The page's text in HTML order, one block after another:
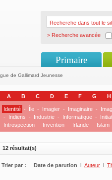
> Recherche avancée
Primaire
de Gallimard Jeunesse
A B C D E F G H
Identité - Île - Imagier - Imaginaire -
-
Indiens - Industrie - Informatique -
Introspection - Invention - Irlande - Islam
12 résultat(s)
Trier par : Date de parution l Auteur l